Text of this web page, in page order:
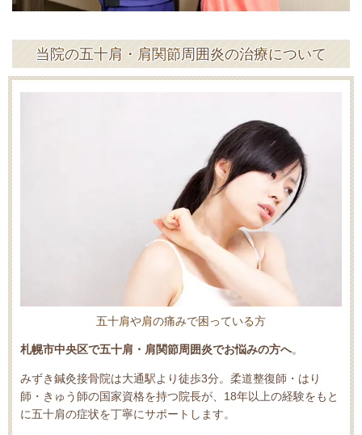
当院の五十肩・肩関節周囲炎の治療について
五十肩や肩の痛みで困っている方
札幌市中央区で五十肩・肩関節周囲炎でお悩みの方へ。
みずき鍼灸接骨院は大通駅より徒歩3分。柔道整復師・はり
師・きゅう師の国家資格を持つ院長が、18年以上の経験をもと
に五十肩の症状を丁寧にサポートします。